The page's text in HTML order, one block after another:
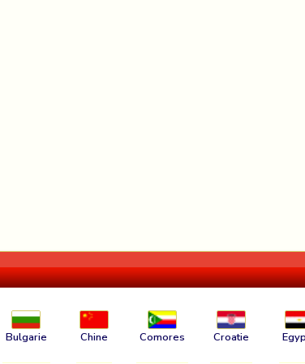
Bulgarie Chine Comores Croatie